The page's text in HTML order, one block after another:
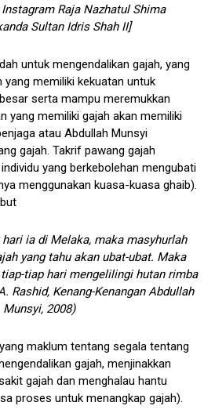
Raja Nazhatul Shima
Sultan Idris Shah II]
untuk mengendalikan gajah, yang
yang memiliki kekuatan untuk
serta mampu meremukkan
yang memiliki gajah akan memiliki
atau Abdullah Munsyi
gajah. Takrif pawang gajah
yang berkebolehan mengubati
menggunakan kuasa-kuasa ghaib).
hari ia di Melaka, maka masyhurlah
yang tahu akan ubat-ubat. Maka
tiap hari mengelilingi hutan rimba
Rashid, Kenang-Kenangan Abdullah
Munsyi, 2008)
maklum tentang segala tentang
gajah, menjinakkan
gajah dan menghalau hantu
proses untuk menangkap gajah).